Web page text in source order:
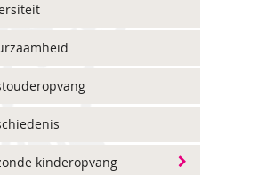
kinderopvang